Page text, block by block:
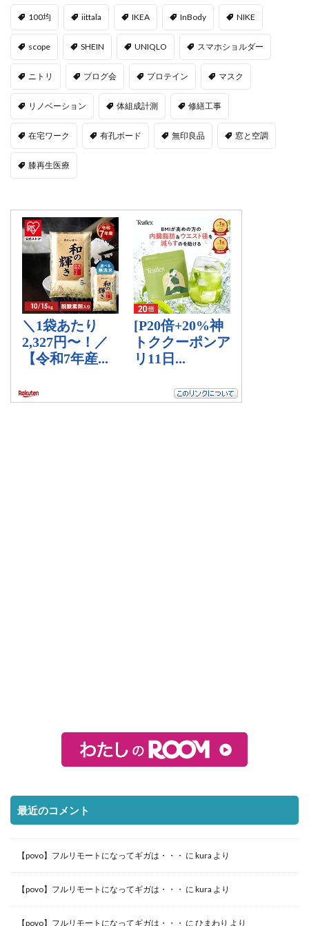
100均 iittala IKEA InBody NIKE
scope SHEIN UNIQLO スマホショルダー
ニトリ ブログ会 プロテイン マスク
リノベーション 体組成計測 修繕工事
在宅ワーク 有孔ボード 無印良品 窓と空調
膝再生医療
最近のコメント
【povo】フルリモートになってギガは・・・ に kura より
【povo】フルリモートになってギガは・・・ に kura より
【povo】フルリモートになってギガは・・・ に ひまわり より